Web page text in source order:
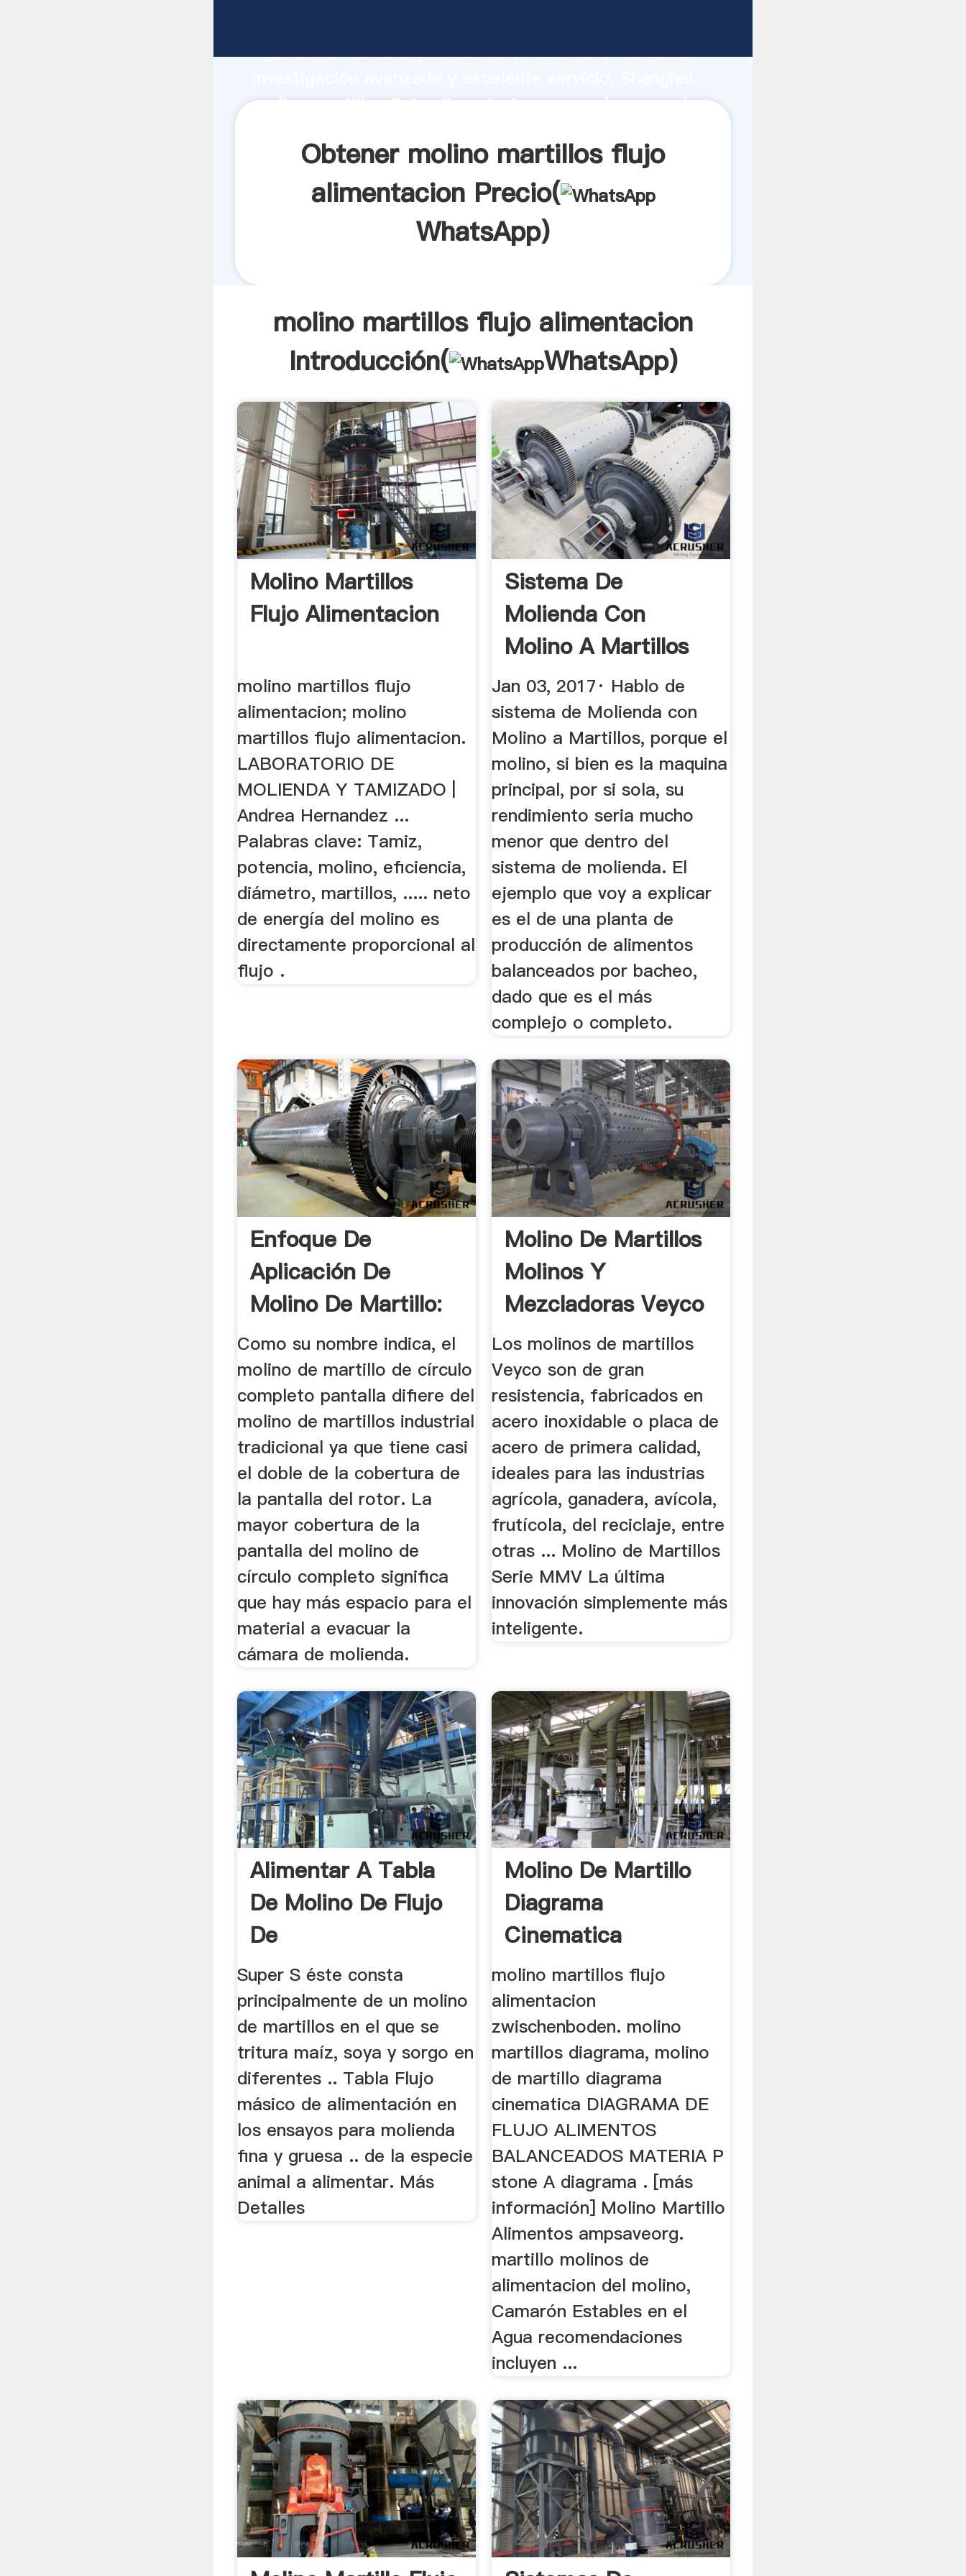
Agarrando fuerte capacidad de producción, fuerza de
molino martillos flujo alimentacion proveedor crea el
Obtener molino martillos flujo
alimentacion Precio(
WhatsApp)
molino martillos flujo alimentacion
Introducción(
WhatsApp)
Molino Martillos
Flujo Alimentacion
molino martillos flujo
alimentacion; molino
martillos flujo alimentacion.
LABORATORIO DE
MOLIENDA Y TAMIZADO |
Andrea Hernandez ...
Palabras clave: Tamiz,
potencia, molino, eficiencia,
diámetro, martillos, ..... neto
de energía del molino es
directamente proporcional al
flujo .
Sistema De
Molienda Con
Molino A Martillos
Engormix
Jan 03, 2017· Hablo de
sistema de Molienda con
Molino a Martillos, porque el
molino, si bien es la maquina
principal, por si sola, su
rendimiento seria mucho
menor que dentro del
sistema de molienda. El
ejemplo que voy a explicar
es el de una planta de
producción de alimentos
balanceados por bacheo,
dado que es el más
complejo o completo.
Enfoque De
Aplicación De
Molino De Martillo:
Molienda De ...
Como su nombre indica, el
molino de martillo de círculo
completo pantalla difiere del
molino de martillos industrial
tradicional ya que tiene casi
el doble de la cobertura de
la pantalla del rotor. La
mayor cobertura de la
pantalla del molino de
círculo completo significa
que hay más espacio para el
material a evacuar la
cámara de molienda.
Molino De Martillos
Molinos Y
Mezcladoras Veyco
Los molinos de martillos
Veyco son de gran
resistencia, fabricados en
acero inoxidable o placa de
acero de primera calidad,
ideales para las industrias
agrícola, ganadera, avícola,
frutícola, del reciclaje, entre
otras ... Molino de Martillos
Serie MMV La última
innovación simplemente más
inteligente.
Alimentar A Tabla
De Molino De Flujo
De
Super S éste consta
principalmente de un molino
de martillos en el que se
tritura maíz, soya y sorgo en
diferentes .. Tabla Flujo
másico de alimentación en
los ensayos para molienda
fina y gruesa .. de la especie
animal a alimentar. Más
Detalles
Molino De Martillo
Diagrama
Cinematica
molino martillos flujo
alimentacion
zwischenboden. molino
martillos diagrama, molino
de martillo diagrama
cinematica DIAGRAMA DE
FLUJO ALIMENTOS
BALANCEADOS MATERIA P
stone A diagrama . [más
información] Molino Martillo
Alimentos ampsaveorg.
martillo molinos de
alimentacion del molino,
Camarón Estables en el
Agua recomendaciones
incluyen ...